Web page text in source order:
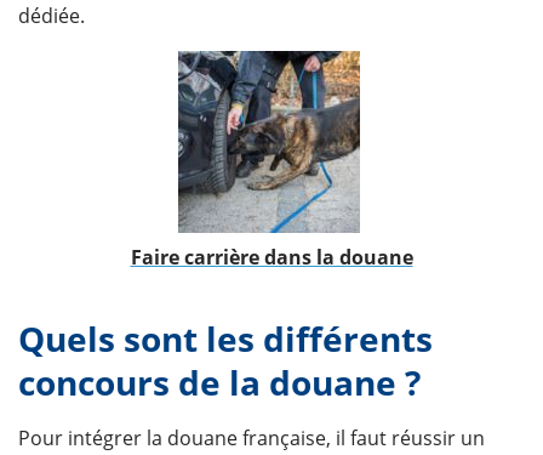
dédiée.
Faire carrière dans la douane
Quels sont les différents
concours de la douane ?
Pour intégrer la douane française, il faut réussir un